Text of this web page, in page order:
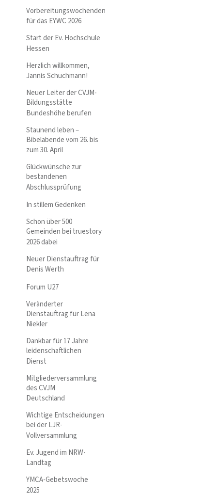
Vorbereitungswochenden
für das EYWC 2026
Start der Ev. Hochschule
Hessen
Herzlich willkommen,
Jannis Schuchmann!
Neuer Leiter der CVJM-
Bildungsstätte
Bundeshöhe berufen
Staunend leben –
Bibelabende vom 26. bis
zum 30. April
Glückwünsche zur
bestandenen
Abschlussprüfung
In stillem Gedenken
Schon über 500
Gemeinden bei truestory
2026 dabei
Neuer Dienstauftrag für
Denis Werth
Forum U27
Veränderter
Dienstauftrag für Lena
Niekler
Dankbar für 17 Jahre
leidenschaftlichen
Dienst
Mitgliederversammlung
des CVJM
Deutschland
Wichtige Entscheidungen
bei der LJR-
Vollversammlung
Ev. Jugend im NRW-
Landtag
YMCA-Gebetswoche
2025